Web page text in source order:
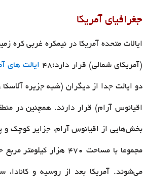
جغرافیای آمریکا
ایالات متحده آمریکا در نیمکره غربی کره
(آمریکای شمالی) قرار دارد؛48 ایالت های
دو ایالت جدا از دیگران (شبه جزیره آلاسکا
اقیانوس آرام) قرار دارند. همچنین در
بخش‌هایی از اقیانوس آرام، جزایر کوچک و
مجموعا با مساحت ۴۷۰ هزار
می‌شوند. آمریکا بعد از روسیه و کانادا،